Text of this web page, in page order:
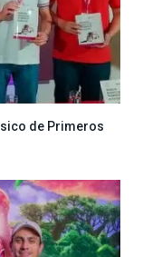
de Primeros